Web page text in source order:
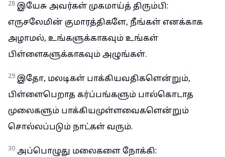
28 இயேசு அவர்கள் முகமாய்த் திரும்பி:
எருசலேமின் குமாரத்திகளே, நீங்கள் எனக்காக
அழாமல், உங்களுக்காகவும் உங்கள்
பிள்ளைகளுக்காகவும் அழுங்கள்.
29 இதோ, மலடிகள் பாக்கியவதிகளென்றும்,
பிள்ளைபெறாத கர்ப்பங்களும் பால்கொடாத
முலைகளும் பாக்கியமுள்ளவைகளென்றும்
சொல்லப்படும் நாட்கள் வரும்.
30 அப்பொழுது மலைகளை நோக்கி: